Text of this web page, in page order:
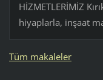
HİZMETLERİMİZ
hiyaplarla, inşaat
Tüm makaleler